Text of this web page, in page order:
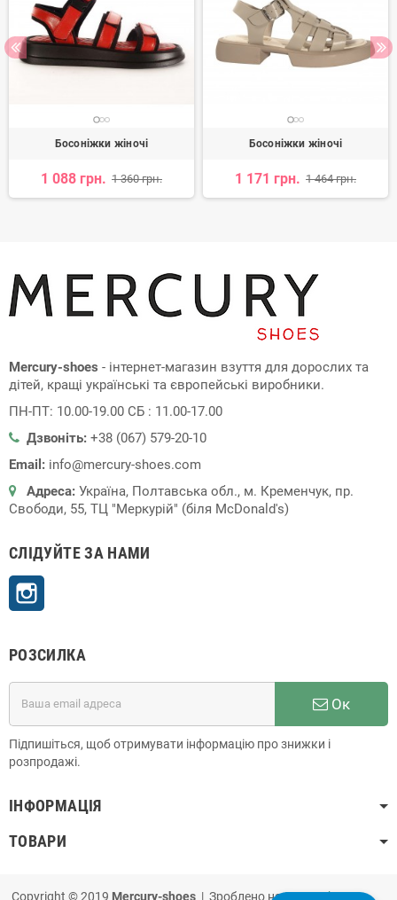
Босоніжки жіночі
1 088 грн. 1 360 грн.
Босоніжки жіночі
1 171 грн. 1 464 грн.
Mercury-shoes - інтернет-магазин взуття для дорослих та
дітей, кращі українські та європейські виробники.
ПН-ПТ: 10.00-19.00 СБ : 11.00-17.00
Дзвоніть: +38 (067) 579-20-10
Email: info@mercury-shoes.com
Адреса: Україна, Полтавська обл., м. Кременчук, пр.
Свободи, 55, ТЦ "Меркурій" (біля McDonald's)
СЛІДУЙТЕ ЗА НАМИ
РОЗСИЛКА
Ок
Підпишіться, щоб отримувати інформацію про знижки і
розпродажі.
ІНФОРМАЦІЯ
ТОВАРИ
Copyright © 2019 Mercury-shoes | Зроблено наPrestaShop